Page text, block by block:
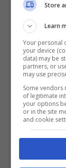
verdi da
potrebbero
caso di
l’altezza
Le
scavare
possono
del tuo
Store
Learn
Your personal
your device
data) may be
partners, or
may use
Some
of legitimate
your options
or in the site
and cookie